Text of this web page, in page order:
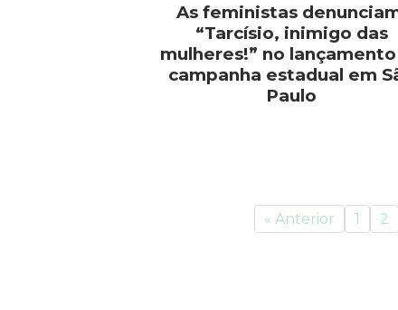
As feministas
“Tarcísio, inimigo das
mulheres!” no
campanha estadual em
Paulo
« Anterior 1 2